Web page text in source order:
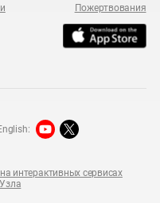
Пожертвования
интерактивных сервисах